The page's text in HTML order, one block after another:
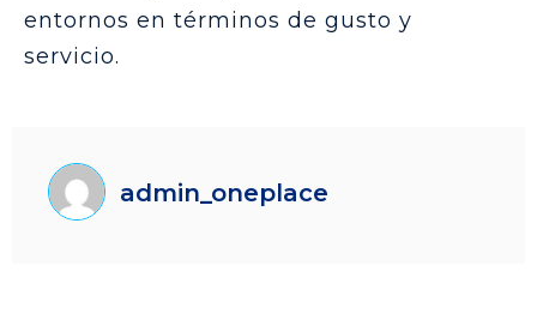
entornos en términos de gusto y
servicio.
admin_oneplace